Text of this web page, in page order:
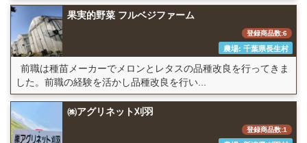
果実的野菜 フルベジファーム
登録商品数:6
農場: 千葉県長生村
前職は種苗メーカーでメロンとレタスの品種改良を行ってきま
した。前職の経験を活かし品種改良を行い...
㈱アグリネット刈羽
登録商品数:1